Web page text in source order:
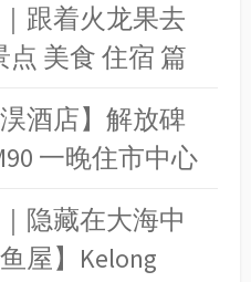
跟着火龙果去
点 美食 住宿 篇
酒店】解放碑
一晚住市中心
隐藏在大海中
屋】Kelong